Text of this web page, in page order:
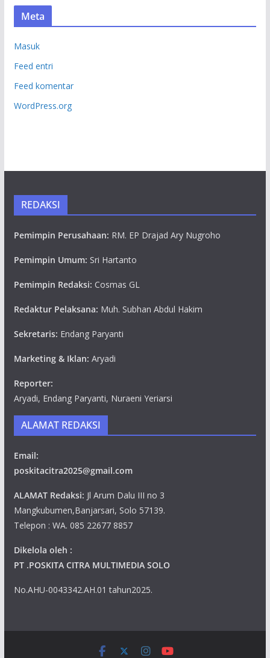
Meta
Masuk
Feed entri
Feed komentar
WordPress.org
REDAKSI
Pemimpin Perusahaan: RM. EP Drajad Ary Nugroho
Pemimpin Umum: Sri Hartanto
Pemimpin Redaksi: Cosmas GL
Redaktur Pelaksana: Muh. Subhan Abdul Hakim
Sekretaris: Endang Paryanti
Marketing & Iklan: Aryadi
Reporter:
Aryadi, Endang Paryanti, Nuraeni Yeriarsi
ALAMAT REDAKSI
Email:
poskitacitra2025@gmail.com
ALAMAT Redaksi: Jl Arum Dalu III no 3
Mangkubumen,Banjarsari, Solo 57139.
Telepon : WA. 085 22677 8857
Dikelola oleh :
PT .POSKITA CITRA MULTIMEDIA SOLO
No.AHU-0043342.AH.01 tahun2025.